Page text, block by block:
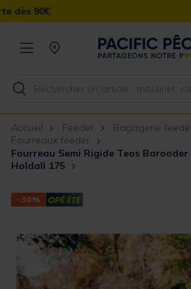
Accueil Feeder
Bagagerie
Fourreaux feeder
Fourreau Semi Rigide Teos Barooder
Holdall 175
-30%